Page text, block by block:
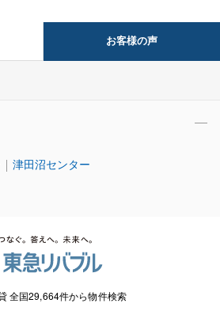
お客様の声
津田沼センター
全国29,664件から物件検索